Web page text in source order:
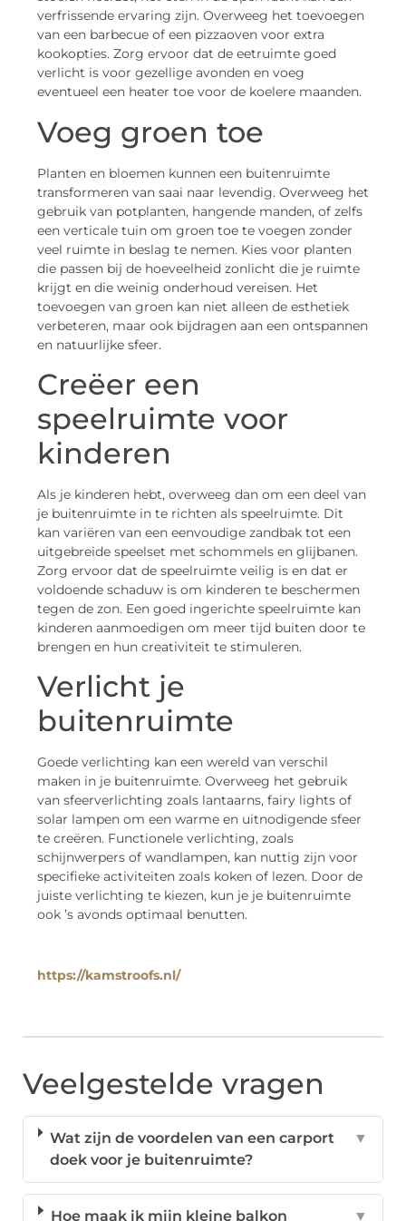
verfrissende ervaring zijn. Overweeg het toevoegen
van een barbecue of een pizzaoven voor extra
kookopties. Zorg ervoor dat de eetruimte goed
verlicht is voor gezellige avonden en voeg
eventueel een heater toe voor de koelere maanden.
Voeg groen toe
Planten en bloemen kunnen een buitenruimte
transformeren van saai naar levendig. Overweeg het
gebruik van potplanten, hangende manden, of zelfs
een verticale tuin om groen toe te voegen zonder
veel ruimte in beslag te nemen. Kies voor planten
die passen bij de hoeveelheid zonlicht die je ruimte
krijgt en die weinig onderhoud vereisen. Het
toevoegen van groen kan niet alleen de esthetiek
verbeteren, maar ook bijdragen aan een ontspannen
en natuurlijke sfeer.
Creëer een
speelruimte voor
kinderen
Als je kinderen hebt, overweeg dan om een deel van
je buitenruimte in te richten als speelruimte. Dit
kan variëren van een eenvoudige zandbak tot een
uitgebreide speelset met schommels en glijbanen.
Zorg ervoor dat de speelruimte veilig is en dat er
voldoende schaduw is om kinderen te beschermen
tegen de zon. Een goed ingerichte speelruimte kan
kinderen aanmoedigen om meer tijd buiten door te
brengen en hun creativiteit te stimuleren.
Verlicht je
buitenruimte
Goede verlichting kan een wereld van verschil
maken in je buitenruimte. Overweeg het gebruik
van sfeerverlichting zoals lantaarns, fairy lights of
solar lampen om een warme en uitnodigende sfeer
te creëren. Functionele verlichting, zoals
schijnwerpers of wandlampen, kan nuttig zijn voor
specifieke activiteiten zoals koken of lezen. Door de
juiste verlichting te kiezen, kun je je buitenruimte
ook ’s avonds optimaal benutten.
https://kamstroofs.nl/
Veelgestelde vragen
Wat zijn de voordelen van een carport
doek voor je buitenruimte?
▼
Hoe maak ik mijn kleine balkon ▼